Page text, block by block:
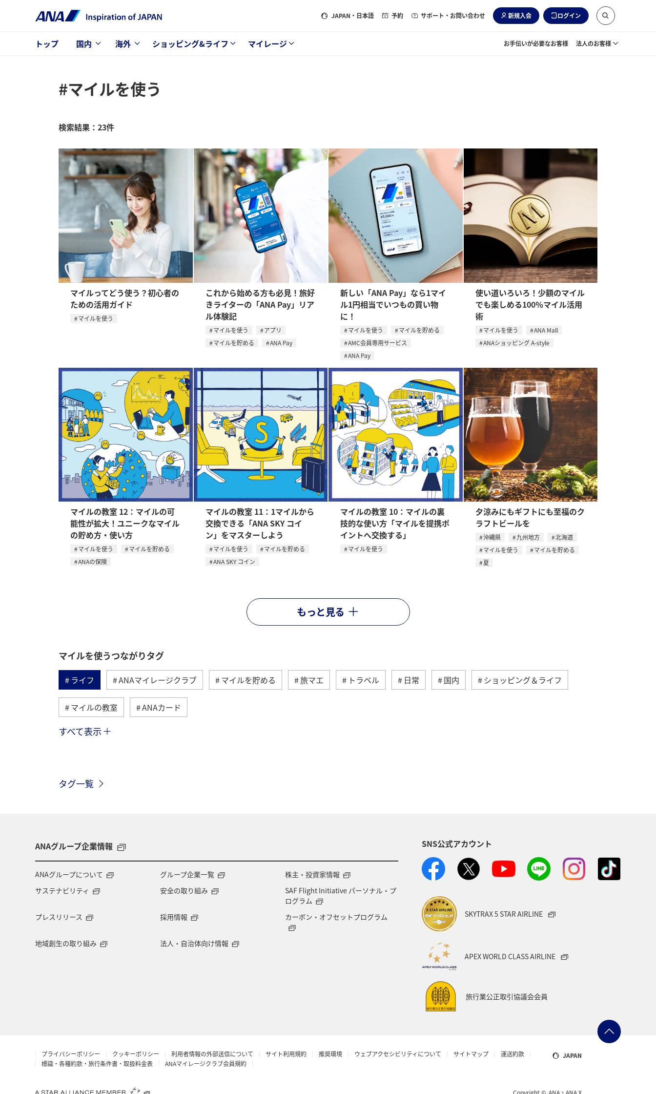
JAPAN ・日本語 予約 サポート・お問い合わせ 新規入会 ログイン
トップ 国内 海外 ショッピング&ライフ マイレージ お手伝いが必要なお客様 法人のお客様
#マイルを使う
検索結果：23件
マイルってどう使う？初心者の
ための活用ガイド
マイルを使う
これから始める方も必見！旅好
きライターの「ANA Pay」リア
ル体験記
マイルを使う
アプリ
マイルを貯める
ANA Pay
新しい「ANA Pay」なら1マイ
ル1円相当でいつもの買い物
に！
マイルを使う
マイルを貯める
AMC会員専用サービス
ANA Pay
使い道いろいろ！少額のマイル
でも楽しめる100％マイル活用
術
マイルを使う
ANA Mall
ANAショッピング A-style
マイルの教室 12：マイルの可
能性が拡大！ユニークなマイル
の貯め方・使い方
マイルを使う
マイルを貯める
ANAの保険
マイルの教室 11：1マイルから
交換できる「ANA SKY コイ
ン」をマスターしよう
マイルを使う
マイルを貯める
ANA SKY コイン
マイルの教室 10：マイルの裏
技的な使い方「マイルを提携ポ
イントへ交換する」
マイルを使う
夕涼みにもギフトにも至福のク
ラフトビールを
沖縄県 九州地方
北海道
マイルを使う
マイルを貯める
夏
もっと見る
マイルを使うつながりタグ
ライフ ANAマイレージクラブ マイルを貯める 旅マエ トラベル 日常 国内 ショッピング＆ライフ
マイルの教室 ANAカード
旅ナカ
ANAのオンラインショップ
旅アト 沖縄県 自然・植物 西表島
プレミアムメンバー限定（ラウンジ除く） ANAのサービス 家族旅行
すべて表示
タグ一覧
ANAグループ企業情報
ANAグループについて グループ企業一覧
株主・投資家情報
サステナビリティ
安全の取り組み
SAF Flight Initiative パーソナル・プ
ログラム
プレスリリース
採用情報 カーボン・オフセットプログラム
地域創生の取り組み 法人・自治体向け情報
SNS公式アカウント
SKYTRAX 5 STAR AIRLINE
APEX WORLD CLASS AIRLINE
旅行業公正取引協議会会員
プライバシーポリシー クッキーポリシー 利用者情報の外部送信について サイト利用規約 推奨環境 ウェブアクセシビリティについて サイトマップ
運送約款
標識・各種約款・旅行条件書・取扱料金表
ANAマイレージクラブ会員規約
JAPAN